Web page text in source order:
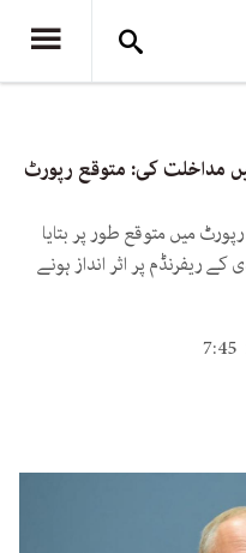
مداخلت کی: متوقع رپورٹ
میں متوقع طور پر بتایا
ریفرنڈم پر اثر انداز ہونے